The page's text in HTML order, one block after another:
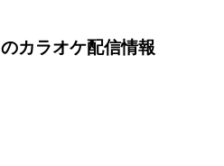
のカラオケ配信情報